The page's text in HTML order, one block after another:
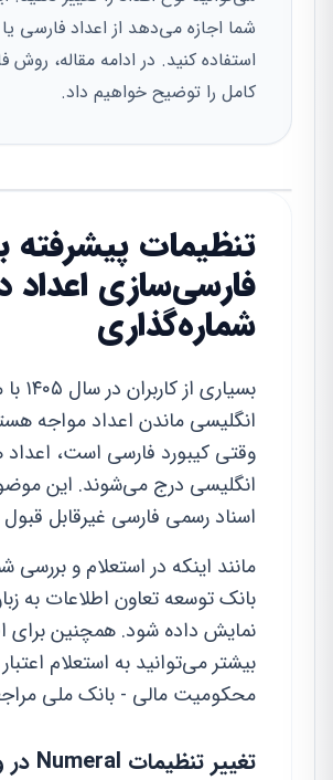
شما اجازه می‌دهد از اعداد فارسی
استفاده کنید. در ادامه مقاله،
کامل را توضیح خواهیم داد.
تنظیمات پیشرفته
فارسی‌سازی اعداد
شماره‌گذاری
بسیاری
انگلیسی ماندن اعداد مواجه
وقتی کیبورد فارسی است،
انگلیسی درج می‌شوند. این
اسناد رسمی فارسی غیرقابل
مانند اینکه در استعلام و بررسی
بانک توسعه تعاون اطلاعات به
نمایش داده شود. همچنین برای
بیشتر می‌توانید به استعلام
محکومیت مالی - بانک ملی
تغییر تنظیمات Numeral در ورد